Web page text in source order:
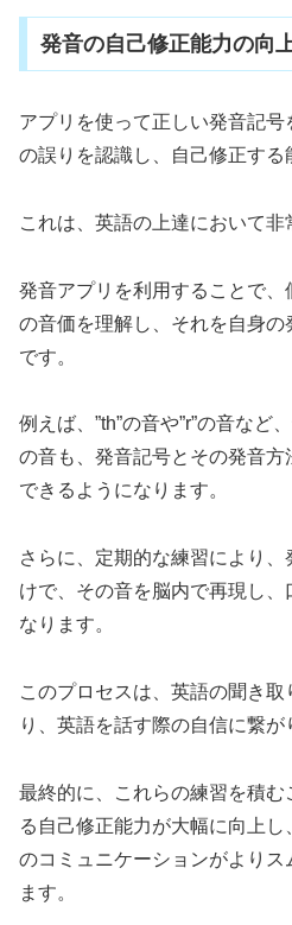
発音の自己修正能力の向
アプリを使って正しい発音記
の誤りを認識し、自己修正する
これは、英語の上達において非
発音アプリを利用することで
の音価を理解し、それを自身
です。
例えば、”th”の音や”r”の音など
の音も、発音記号とその発音
できるようになります。
さらに、定期的な練習により
けで、その音を脳内で再現し
なります。
このプロセスは、英語の聞き
り、英語を話す際の自信に繋が
最終的に、これらの練習を積
る自己修正能力が大幅に向上
のコミュニケーションがよりス
ます。